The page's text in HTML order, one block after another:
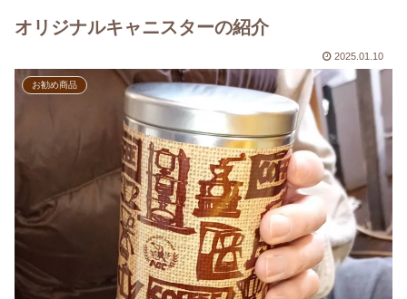
オリジナルキャニスターの紹介
2025.01.10
お勧め商品